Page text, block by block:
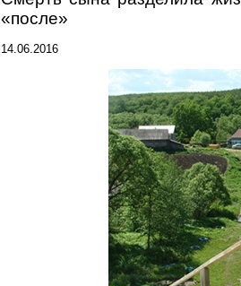
«после»
14.06.2016